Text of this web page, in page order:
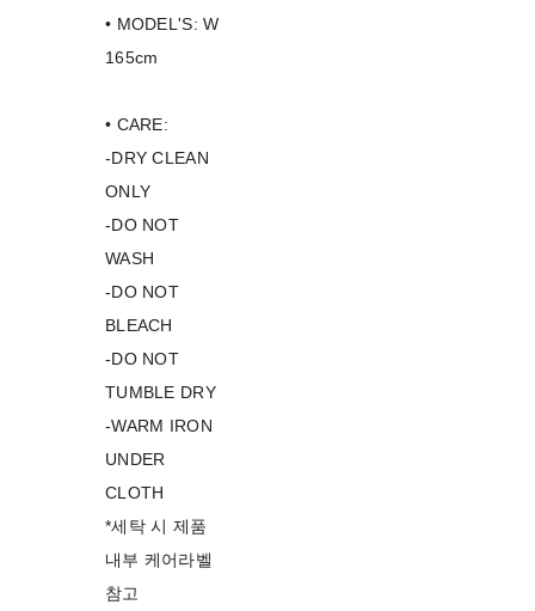
• MODEL'S: W
165cm
• CARE:
-DRY CLEAN
ONLY
-DO NOT
WASH
-DO NOT
BLEACH
-DO NOT
TUMBLE DRY
-WARM IRON
UNDER
CLOTH
*세탁 시 제품
내부 케어라벨
참고